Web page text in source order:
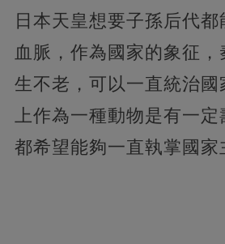
日本天皇想要子孫后代
血脈，作為國家的象征
生不老，可以一直統治國
上作為一種動物是有一定
都希望能夠一直執掌國家